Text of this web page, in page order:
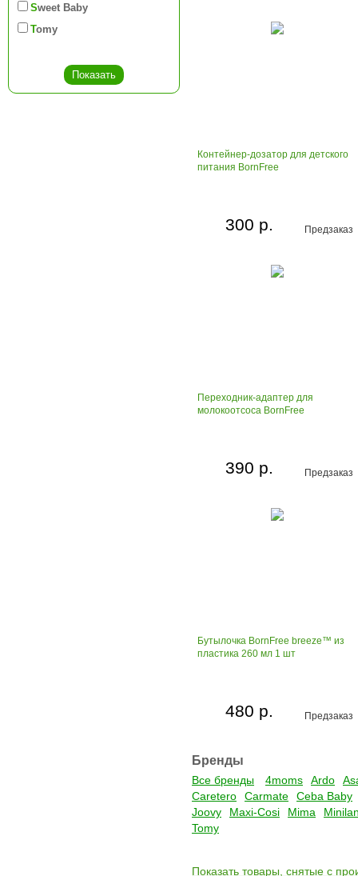
Sweet Baby
Tomy
Контейнер-дозатор для детского
питания BornFree
Предзаказ
300 р.
Переходник-адаптер для
молокоотсоса BornFree
Предзаказ
390 р.
Бутылочка BornFree breeze™ из
пластика 260 мл 1 шт
Предзаказ
480 р.
Бренды
Все бренды 4moms Ardo
Caretero
Carmate
Ceba Baby
Joovy
Maxi-Cosi Mima
Tomy
Показать товары, снятые с